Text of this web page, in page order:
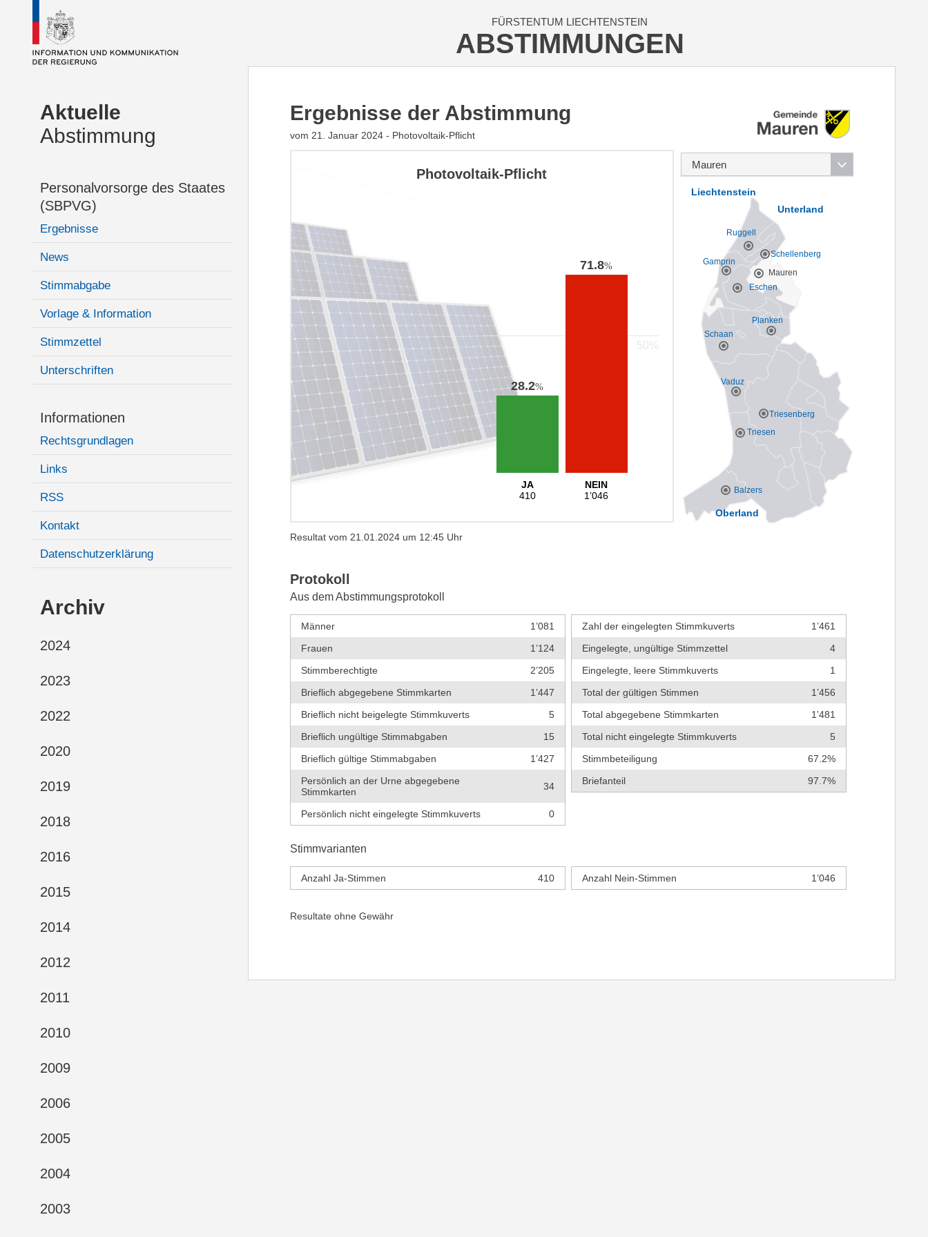
FÜRSTENTUM LIECHTENSTEIN
ABSTIMMUNGEN
Aktuelle
Abstimmung
Personalvorsorge des Staates
(SBPVG)
Ergebnisse
News
Stimmabgabe
Vorlage & Information
Stimmzettel
Unterschriften
Informationen
Rechtsgrundlagen
Links
RSS
Kontakt
Datenschutzerklärung
Archiv
2024
2023
2022
2020
2019
2018
2016
2015
2014
2012
2011
2010
2009
2006
2005
2004
2003
Vaduz
Balzers
Planken
Schaan
Triesen
Triesenberg
Eschen
Gamprin
Mauren
Ruggell
Schellenberg
Oberland
Unterland
Liechtenstein
Ergebnisse der Abstimmung
vom 21. Januar 2024 - Photovoltaik-Pflicht
Photovoltaik-Pflicht
28.2%
JA
410
71.8%
NEIN
1’046
Resultat vom 21.01.2024 um 12:45 Uhr
Protokoll
Aus dem Abstimmungsprotokoll
Männer
1’081
Frauen
1’124
Stimmberechtigte
2’205
Brieflich abgegebene Stimmkarten
1’447
Brieflich nicht beigelegte Stimmkuverts
5
Brieflich ungültige Stimmabgaben
15
Brieflich gültige Stimmabgaben
1’427
Persönlich an der Urne abgegebene
Stimmkarten
34
Persönlich nicht eingelegte Stimmkuverts 0
Zahl der eingelegten Stimmkuverts
1’461
Eingelegte, ungültige Stimmzettel
4
Eingelegte, leere Stimmkuverts
1
Total der gültigen Stimmen
1’456
Total abgegebene Stimmkarten
1’481
Total nicht eingelegte Stimmkuverts
5
Stimmbeteiligung
67.2%
Briefanteil
97.7%
Stimmvarianten
Anzahl Ja-Stimmen 410 Anzahl Nein-Stimmen 1’046
Resultate ohne Gewähr